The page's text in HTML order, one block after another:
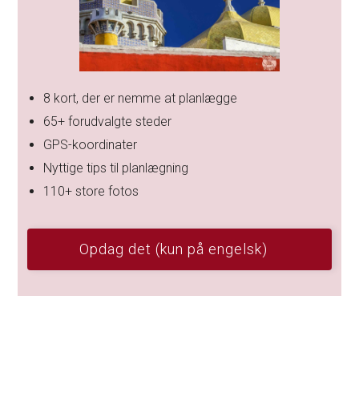
8 kort, der er nemme at planlægge
65+ forudvalgte steder
GPS-koordinater
Nyttige tips til planlægning
110+ store fotos
Opdag det (kun på engelsk)